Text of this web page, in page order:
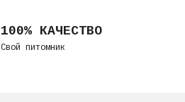
100% КАЧЕСТВО
Свой питомник